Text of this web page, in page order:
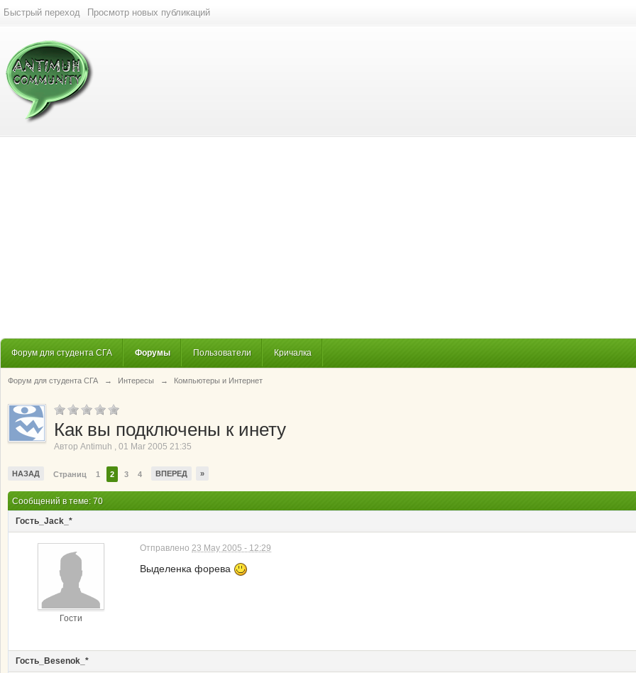
Быстрый переход Просмотр новых публикаций
Форум для студента СГА Форумы Пользователи Кричалка
Форум для студента СГА → Интересы → Компьютеры и Интернет
Как вы подключены к инету
Автор Antimuh , 01 Mar 2005 21:35
НАЗАД Страниц 1 2 3 4 ВПЕРЕД »
Сообщений в теме: 70
Гость_Jack_*
Гости
Отправлено 23 May 2005 - 12:29
Выделенка форева
Гость_Besenok_*